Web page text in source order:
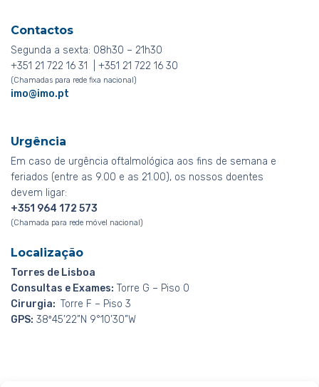
Contactos
Segunda a sexta: 08h30 – 21h30
+351 21 722 16 31 | +351 21 722 16 30
(Chamadas para rede fixa nacional)
imo@imo.pt
Urgência
Em caso de urgência oftalmológica aos fins de semana e
feriados (entre as 9.00 e as 21.00), os nossos doentes
devem ligar:
+351 964 172 573
(Chamada para rede móvel nacional)
Localização
Torres de Lisboa
Consultas e Exames: Torre G – Piso 0
Cirurgia: Torre F – Piso 3
GPS: 38º45’22”N 9°10’30”W